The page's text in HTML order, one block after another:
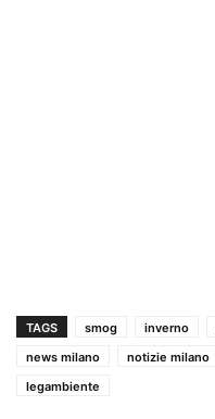
TAGS smog inverno
news milano
notizie milano
legambiente